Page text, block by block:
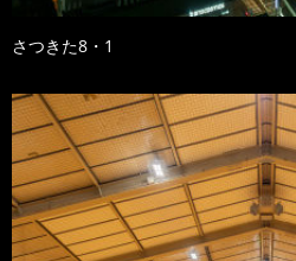
さつきた8・1